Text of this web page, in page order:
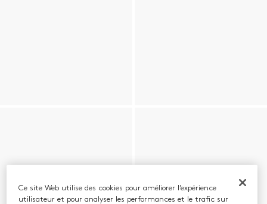
Ce site Web utilise des cookies pour améliorer l’expérience
utilisateur et pour analyser les performances et le trafic sur